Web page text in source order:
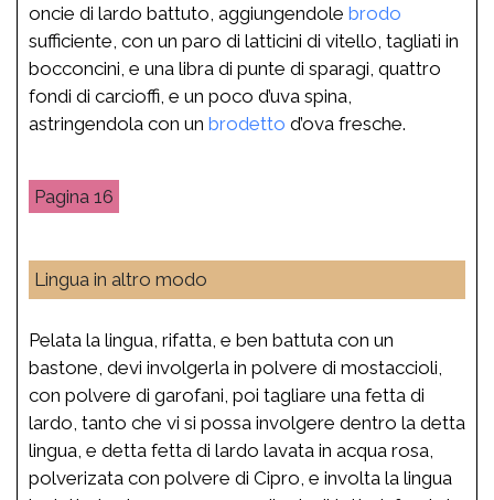
oncie di lardo battuto, aggiungendole brodo
sufficiente, con un paro di latticini di vitello, tagliati in
bocconcini, e una libra di punte di sparagi, quattro
fondi di carcioffi, e un poco d’uva spina,
astringendola con un brodetto d’ova fresche.
16
Lingua in altro modo
Pelata la lingua, rifatta, e ben battuta con un
bastone, devi involgerla in polvere di mostaccioli,
con polvere di garofani, poi tagliare una fetta di
lardo, tanto che vi si possa involgere dentro la detta
lingua, e detta fetta di lardo lavata in acqua rosa,
polverizata con polvere di Cipro, e involta la lingua